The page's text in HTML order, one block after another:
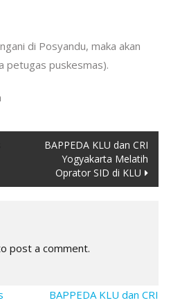
di Posyandu, maka akan
petugas puskesmas).
BAPPEDA KLU dan CRI
Yogyakarta Melatih
Oprator SID di KLU
post a comment.
BAPPEDA KLU dan CRI